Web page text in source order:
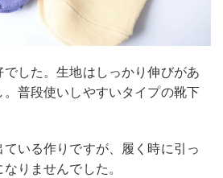
した。生地はしっかり伸びがあ
。普段使いしやすいタイプの靴下
いる作りですが、履く時に引っ
りませんでした。